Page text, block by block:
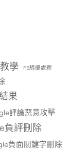
學 FB騷擾處理
果
評論惡意攻擊
負評刪除
負面關鍵字刪除